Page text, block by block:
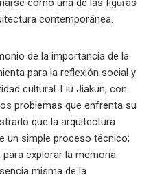
como una de las figuras
contemporánea.
de la importancia de la
para la reflexión social y
cultural. Liu Jiakun, con
problemas que enfrenta su
que la arquitectura
un simple proceso técnico;
explorar la memoria
misma de la